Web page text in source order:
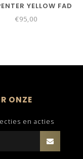
YELLOW FAD
€95,00
ONZE
en acties